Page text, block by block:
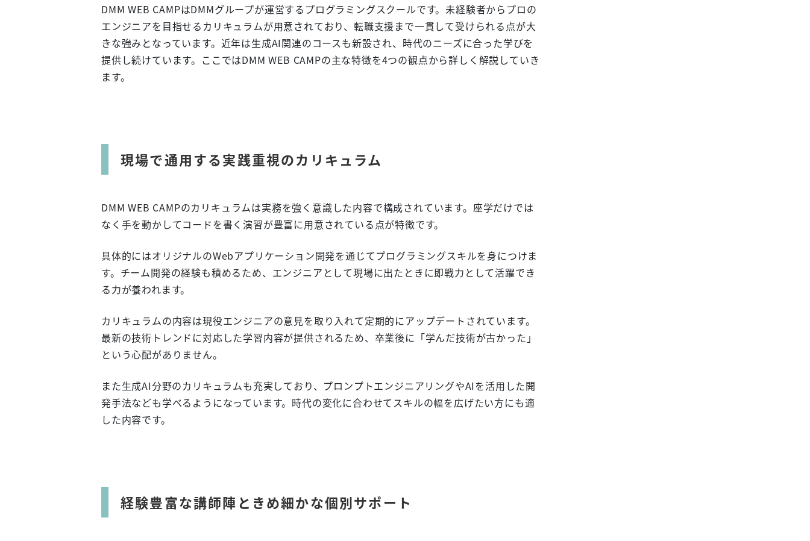
DMM WEB CAMPはDMMグループが運営するプログラミングスクールです。未経験者からプロの
エンジニアを目指せるカリキュラムが用意されており、転職支援まで一貫して受けられる点が大
きな強みとなっています。近年は生成AI関連のコースも新設され、時代のニーズに合った学びを
提供し続けています。ここではDMM WEB CAMPの主な特徴を4つの観点から詳しく解説していき
ます。
現場で通用する実践重視のカリキュラム
DMM WEB CAMPのカリキュラムは実務を強く意識した内容で構成されています。座学だけでは
なく手を動かしてコードを書く演習が豊富に用意されている点が特徴です。
具体的にはオリジナルのWebアプリケーション開発を通じてプログラミングスキルを身につけま
す。チーム開発の経験も積めるため、エンジニアとして現場に出たときに即戦力として活躍でき
る力が養われます。
カリキュラムの内容は現役エンジニアの意見を取り入れて定期的にアップデートされています。
最新の技術トレンドに対応した学習内容が提供されるため、卒業後に「学んだ技術が古かった」
という心配がありません。
また生成AI分野のカリキュラムも充実しており、プロンプトエンジニアリングやAIを活用した開
発手法なども学べるようになっています。時代の変化に合わせてスキルの幅を広げたい方にも適
した内容です。
経験豊富な講師陣ときめ細かな個別サポート